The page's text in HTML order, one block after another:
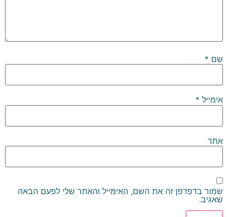
שם *
אימייל *
אתר
שמור בדפדפן זה את השם, האימייל והאתר שלי לפעם הבאה
שאגיב.